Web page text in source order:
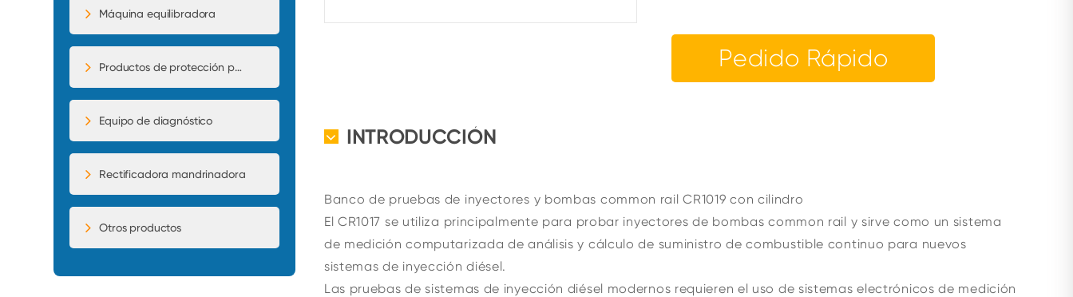
Máquina equilibradora
Productos de protección para automóviles
Equipo de diagnóstico
Rectificadora mandrinadora
Otros productos
Pedido Rápido
INTRODUCCIÓN
Banco de pruebas de inyectores y bombas common rail CR1019 con cilindro
El CR1017 se utiliza principalmente para probar inyectores de bombas common rail y sirve como un sistema
de medición computarizada de análisis y cálculo de suministro de combustible continuo para nuevos
sistemas de inyección diésel.
Las pruebas de sistemas de inyección diésel modernos requieren el uso de sistemas electrónicos de medición